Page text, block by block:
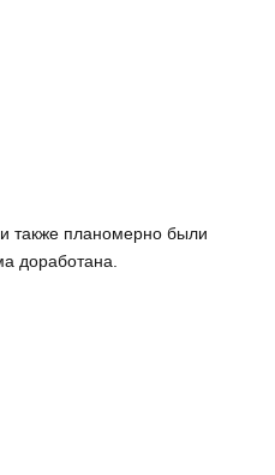
также планомерно были
доработана.